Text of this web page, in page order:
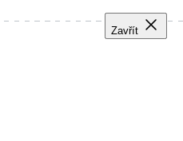
Zavřít
Zavřít
Zavřít